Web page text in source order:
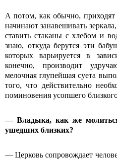
А потом, как обычно, приходят
начинают занавешивать
ставить стаканы с хлебом и
знаю, откуда берутся эти
которых варьируется в
конечно, производит
мелочная глупейшая суета
того, что действительно
поминовения усопшего
— Владыка, как же
ушедших близких?
— Церковь сопровождает